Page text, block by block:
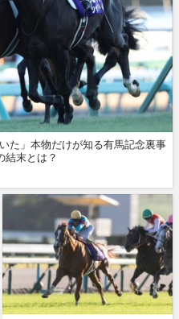
た」本物だけが知る有馬記念裏事
結末とは？